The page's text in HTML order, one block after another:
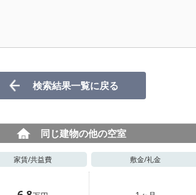
検索結果一覧に戻る
同じ建物の他の空室
家賃/共益費 敷金/礼金